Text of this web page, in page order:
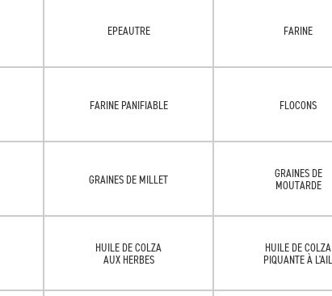
EPEAUTRE FARINE
FARINE PANIFIABLE FLOCONS
GRAINES DE MILLET
GRAINES DE
MOUTARDE
HUILE DE COLZA
AUX HERBES
HUILE DE COLZA
PIQUANTE À L'AIL